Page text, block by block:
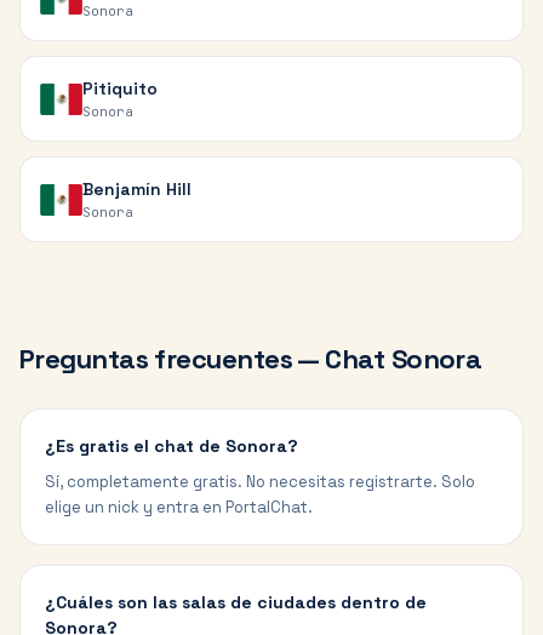
Sonora
Pitiquito
Sonora
Benjamín Hill
Sonora
Preguntas frecuentes — Chat Sonora
¿Es gratis el chat de Sonora?
Sí, completamente gratis. No necesitas registrarte. Solo
elige un nick y entra en PortalChat.
¿Cuáles son las salas de ciudades dentro de
Sonora?